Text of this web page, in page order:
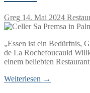
Greg 14. Mai 2024
„Essen ist ein Bedürfnis,
de La Rochefoucauld
einem beliebten
Weiterlesen →